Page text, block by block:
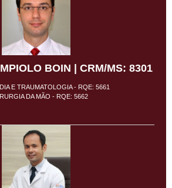
BOIN | CRM/MS: 8301
E TRAUMATOLOGIA - RQE: 5661
DA MÃO - RQE: 5662